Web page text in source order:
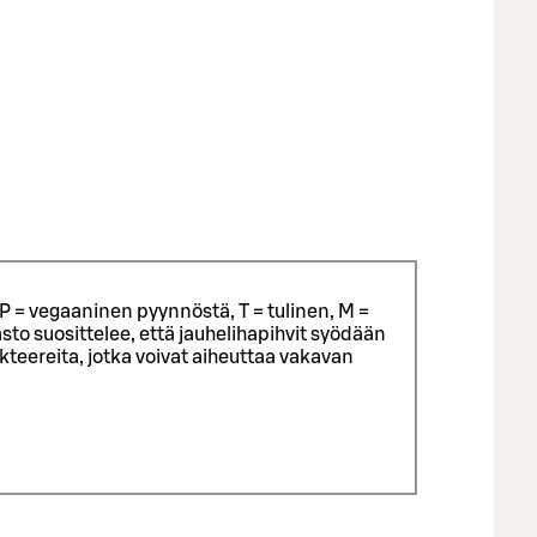
= vegaaninen pyynnöstä, T = tulinen, M =
suosittelee, että jauhelihapihvit syödään
jotka voivat aiheuttaa vakavan